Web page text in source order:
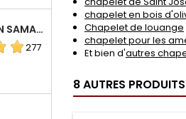
HUILE DU BON SAMARITAIN
277
chapelet en bois
Chapelet de louange
chapelet pour les
Et bien d'autres
8 AUTRES